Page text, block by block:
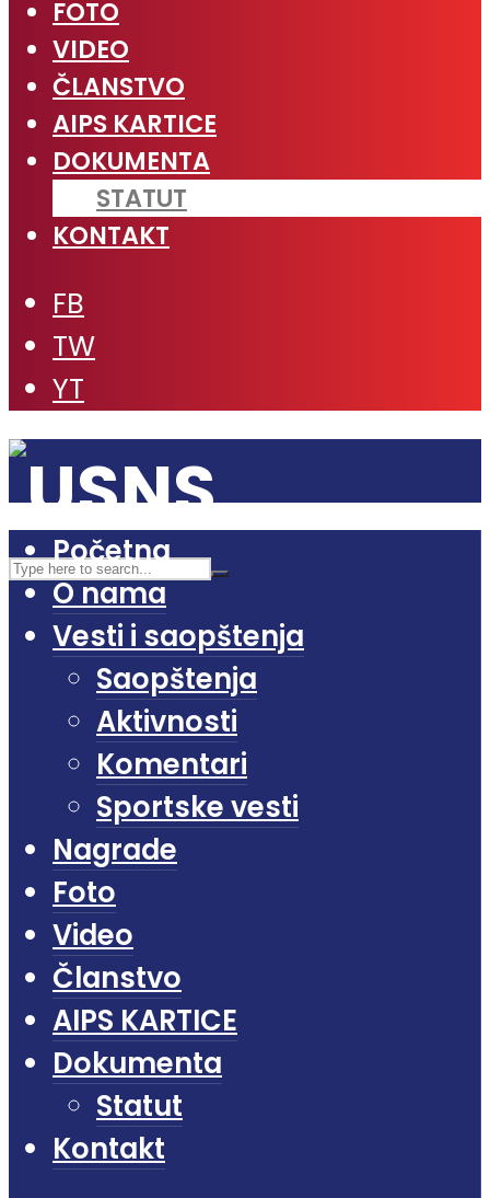
FOTO
VIDEO
ČLANSTVO
AIPS KARTICE
DOKUMENTA
STATUT
KONTAKT
FB
TW
YT
Početna
O nama
Vesti i saopštenja
Saopštenja
Aktivnosti
Komentari
Sportske vesti
Nagrade
Foto
Video
Članstvo
AIPS KARTICE
Dokumenta
Statut
Kontakt